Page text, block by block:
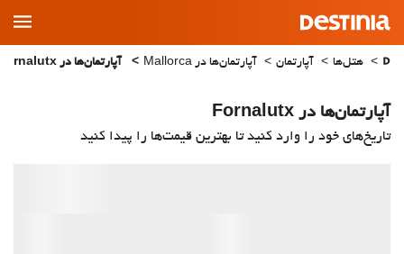
Main
Menu
هتل‌ها آپارتمان آپارتمان‌ها در Mallorca آپارتمان‌ها در Fornalutx
آپارتمان‌ها در Fornalutx
تاریخ‌های خود را وارد کنید تا بهترین قیمت‌ها را پیدا کنید